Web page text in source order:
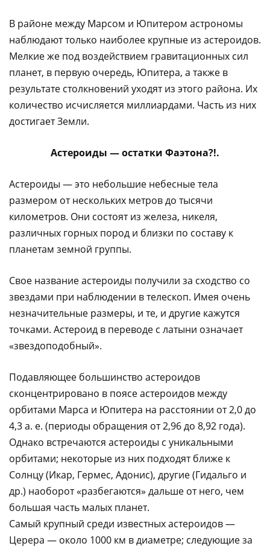
В районе между Марсом и Юпитером астрономы
наблюдают только наиболее крупные из астероидов.
Мелкие же под воздействием гравитационных сил
планет, в первую очередь, Юпитера, а также в
результате столкновений уходят из этого района. Их
количество исчисляется миллиардами. Часть из них
достигает Земли.
Астероиды — остатки Фаэтона?!.
Астероиды — это небольшие небесные тела
размером от нескольких метров до тысячи
километров. Они состоят из железа, никеля,
различных горных пород и близки по составу к
планетам земной группы.
Свое название астероиды получили за сходство со
звездами при наблюдении в телескоп. Имея очень
незначительные размеры, и те, и другие кажутся
точками. Астероид в переводе с латыни означает
«звездоподобный».
Подавляющее большинство астероидов
сконцентрировано в поясе астероидов между
орбитами Марса и Юпитера на расстоянии от 2,0 до
4,3 а. е. (периоды обращения от 2,96 до 8,92 года).
Однако встречаются астероиды с уникальными
орбитами; некоторые из них подходят ближе к
Солнцу (Икар, Гермес, Адонис), другие (Гидальго и
др.) наоборот «разбегаются» дальше от него, чем
большая часть малых планет.
Самый крупный среди известных астероидов —
Церера — около 1000 км в диаметре; следующие за